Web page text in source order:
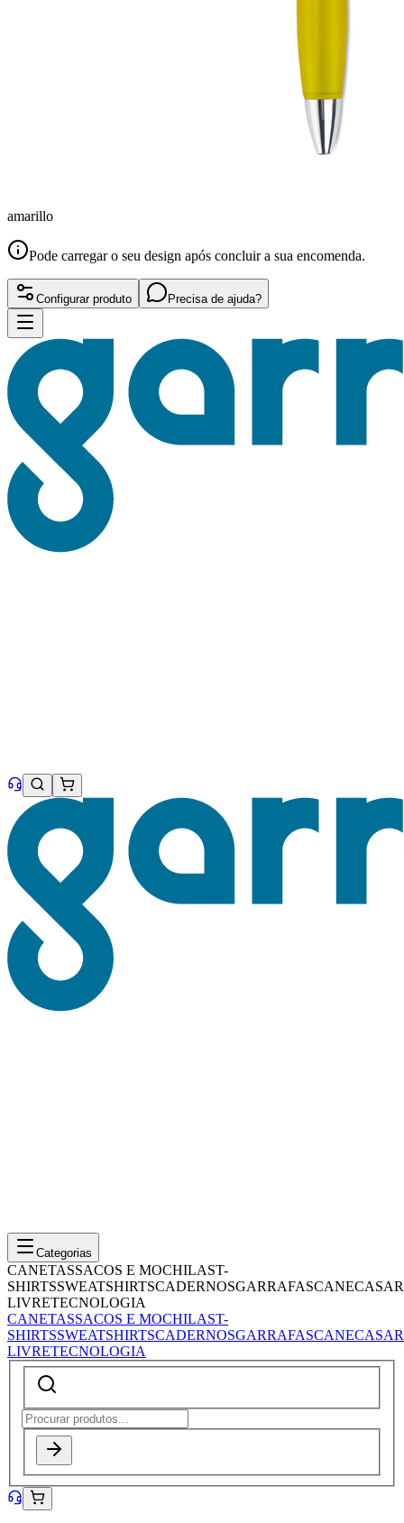
amarillo
Pode carregar o seu design após concluir a sua encomenda.
Configurar produto Precisa de ajuda?
Categorias
CANETASSACOS E MOCHILAST-
SHIRTSSWEATSHIRTSCADERNOSGARRAFASCANECASAR
LIVRETECNOLOGIA
CANETASSACOS E MOCHILAST-
SHIRTSSWEATSHIRTSCADERNOSGARRAFASCANECASAR
LIVRETECNOLOGIA